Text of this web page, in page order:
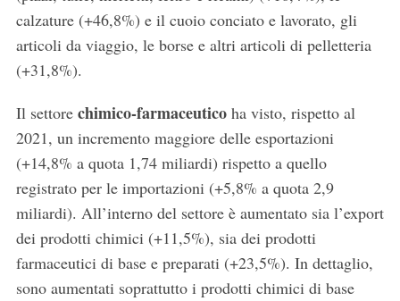
calzature (+46,8%) e il cuoio conciato e lavorato, gli
articoli da viaggio, le borse e altri articoli di pelletteria
(+31,8%).
Il settore chimico-farmaceuticoha visto, rispetto al
2021, un incremento maggiore delle esportazioni
(+14,8% a quota 1,74 miliardi) rispetto a quello
registrato per le importazioni (+5,8% a quota 2,9
miliardi). All’interno del settore è aumentato sia l’export
dei prodotti chimici (+11,5%), sia dei prodotti
farmaceutici di base e preparati (+23,5%). In dettaglio,
sono aumentati soprattutto i prodotti chimici di base